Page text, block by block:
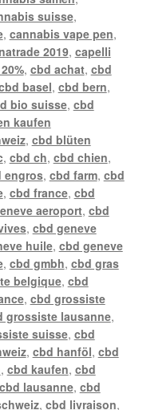
suisse,
, cannabis vape pen,
2019, capelli
, cbd achat, cbd
basel, cbd bern,
bio suisse, cbd
kaufen
, cbd blüten
, cbd ch, cbd chien,
engros, cbd farm, cbd
, cbd france, cbd
aeroport, cbd
, cbd geneve
huile, cbd geneve
, cbd gmbh, cbd gras
belgique, cbd
, cbd grossiste
grossiste lausanne,
suisse, cbd
, cbd hanföl, cbd
, cbd kaufen, cbd
cbd lausanne, cbd
, cbd livraison,